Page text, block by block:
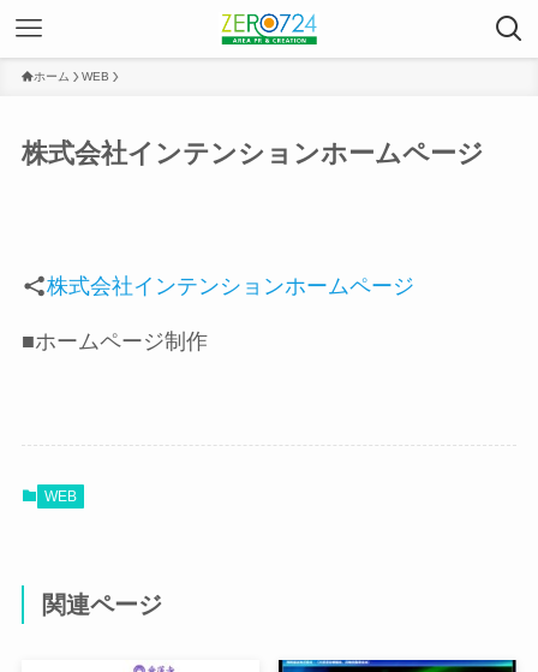
ホーム WEB
株式会社インテンションホームページ
株式会社インテンションホームページ
■ホームページ制作
WEB
関連ページ